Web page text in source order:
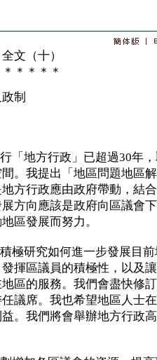
文（十）
＊＊＊＊
制
「地方行政」已超過30年
。我提出「地區問題地區
方行政應由政府帶動，結
方向應該是政府向區議會
區發展而努力。
極研究如何進一步發展目
揮區議員的積極性，以及
區的服務。我們會盡快修
議席。我也希望地區人士
。我們將會舉辦地方行政